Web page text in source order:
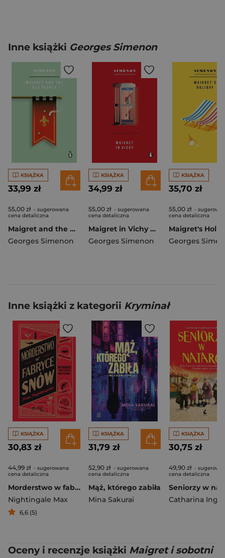
Inne książki Georges Simenon
KSIĄŻKA
33,99 zł
55,00 zł - sugerowana
cena detaliczna
Maigret and the Old People wer. angielska
Georges Simenon
KSIĄŻKA
34,99 zł
55,00 zł - sugerowana
cena detaliczna
Maigret in Vichy wer. angielska
Georges Simenon
KSIĄŻKA
35,70 zł
55,00 zł -
cena detaliczna
Georges
Inne książki z kategorii Kryminał
KSIĄŻKA
30,83 zł
44,99 zł - sugerowana
cena detaliczna
Morderstwo w fabryce snów
Nightingale Max
6,6 (5)
KSIĄŻKA
31,79 zł
52,90 zł - sugerowana
cena detaliczna
Mąż, którego zabiła
Mina Sakurai
KSIĄŻKA
30,75 zł
49,90 zł -
cena detaliczna
Oceny i recenzje książki Maigret i sobotni